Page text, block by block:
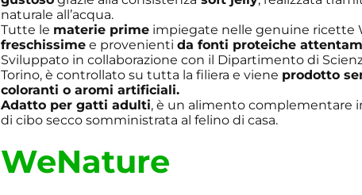
naturale all’acqua.
Tutte le materie prime impiegate nelle genuine ricette
freschissime e provenientida fonti proteiche
Sviluppato in collaborazione con il Dipartimento di
Torino, è controllato su tutta la filiera e viene prodotto
coloranti o aromi artificiali.
Adatto per gatti adulti, è un alimento complementare
di cibo secco somministrata al felino di casa.
WeNature